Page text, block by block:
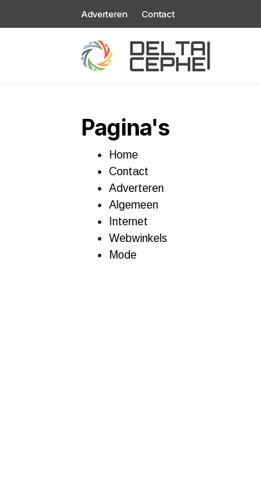
Adverteren Contact
Pagina's
Home
Contact
Adverteren
Algemeen
Internet
Webwinkels
Mode